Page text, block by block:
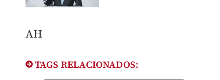
AH
TAGS RELACIONADOS: